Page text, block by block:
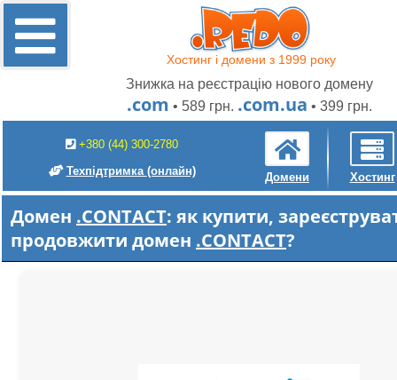
Хостинг і домени з 1999 року
Знижка на реєстрацію нового домену
.com • 589 грн. .com.ua • 399 грн.
+380 (44) 300-2780
Техпідтримка (онлайн) Домени Хостинг
Домен .CONTACT: як купити,
продовжити домен .CONTACT?